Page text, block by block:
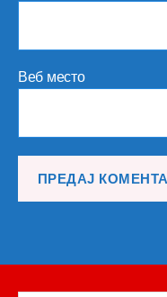
Веб место